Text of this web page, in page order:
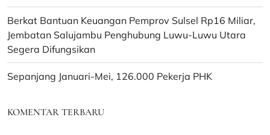
Berkat Bantuan Keuangan Pemprov Sulsel Rp16 Miliar,
Jembatan Salujambu Penghubung Luwu-Luwu Utara
Segera Difungsikan
Sepanjang Januari-Mei, 126.000 Pekerja PHK
KOMENTAR TERBARU